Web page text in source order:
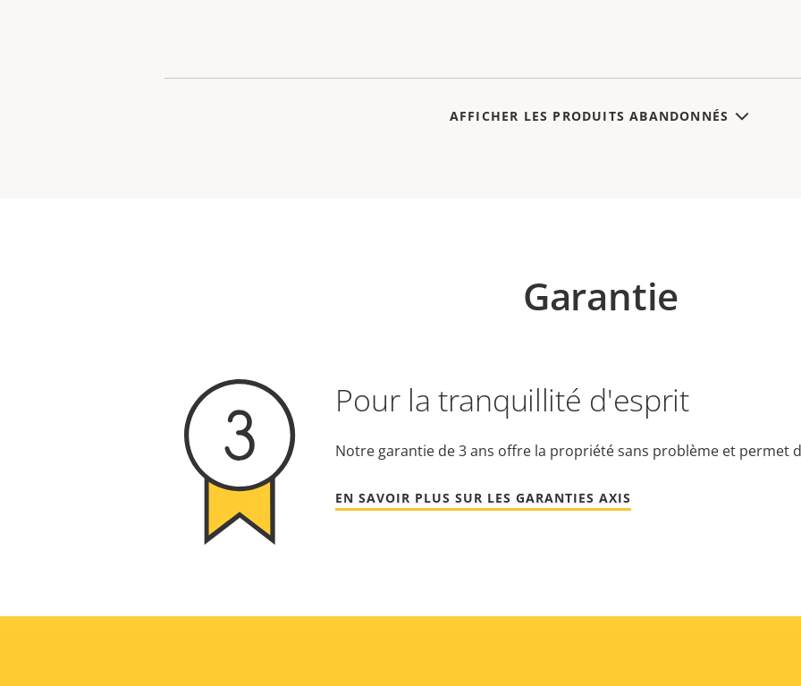
AFFICHER LES PRODUITS ABANDONNÉS
Garantie
Pour la tranquillité d'esprit
Notre garantie de 3 ans offre la propriété sans problème et permet
EN SAVOIR PLUS SUR LES GARANTIES AXIS